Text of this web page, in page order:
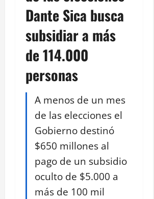
Dante Sica busca
subsidiar a más
de 114.000
personas
A menos de un mes
de las elecciones el
Gobierno destinó
$650 millones al
pago de un subsidio
oculto de $5.000 a
más de 100 mil